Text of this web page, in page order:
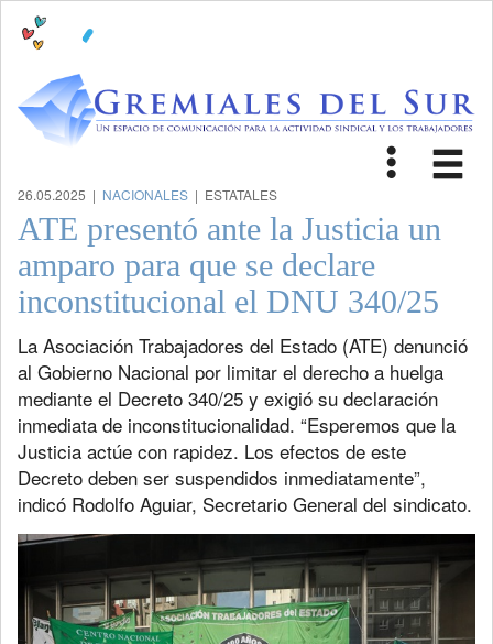
Toggle
26.05.2025 | NACIONALES | ESTATALES
ATE presentó ante la Justicia un
amparo para que se declare
inconstitucional el DNU 340/25
La Asociación Trabajadores del Estado (ATE) denunció
al Gobierno Nacional por limitar el derecho a huelga
mediante el Decreto 340/25 y exigió su declaración
inmediata de inconstitucionalidad. “Esperemos que la
Justicia actúe con rapidez. Los efectos de este
Decreto deben ser suspendidos inmediatamente”,
indicó Rodolfo Aguiar, Secretario General del sindicato.
Previous